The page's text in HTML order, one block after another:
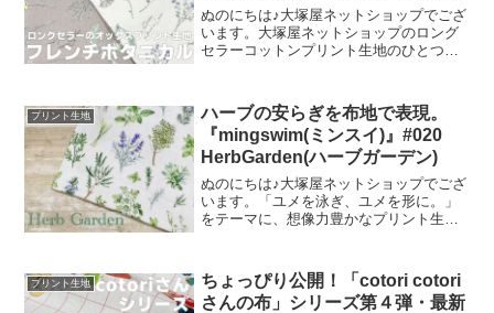
が登場！
ぬのにちは♪大塚屋ネットショップでござ
います。大塚屋ネットショップのロング
セラーコットンプリント生地のひとつ
た「ペールピンク」の再販が、この度決
定いたしました。2026
プリント生地
ハーブの安らぎを布地で表現。
『mingswim(ミンスイ)』#020
HerbGarden(ハーブガーデン)
ぬのにちは♪大塚屋ネットショップでござ
います。「ユメを泳ぎ、ユメを形に。」
をテーマに、想像力豊かなプリント生地
集ページよりご覧いただけます。＼
mingswi
プリント生地
ちょっぴり公開！「cotori cotori
さんの布」シリーズ第４弾・最新